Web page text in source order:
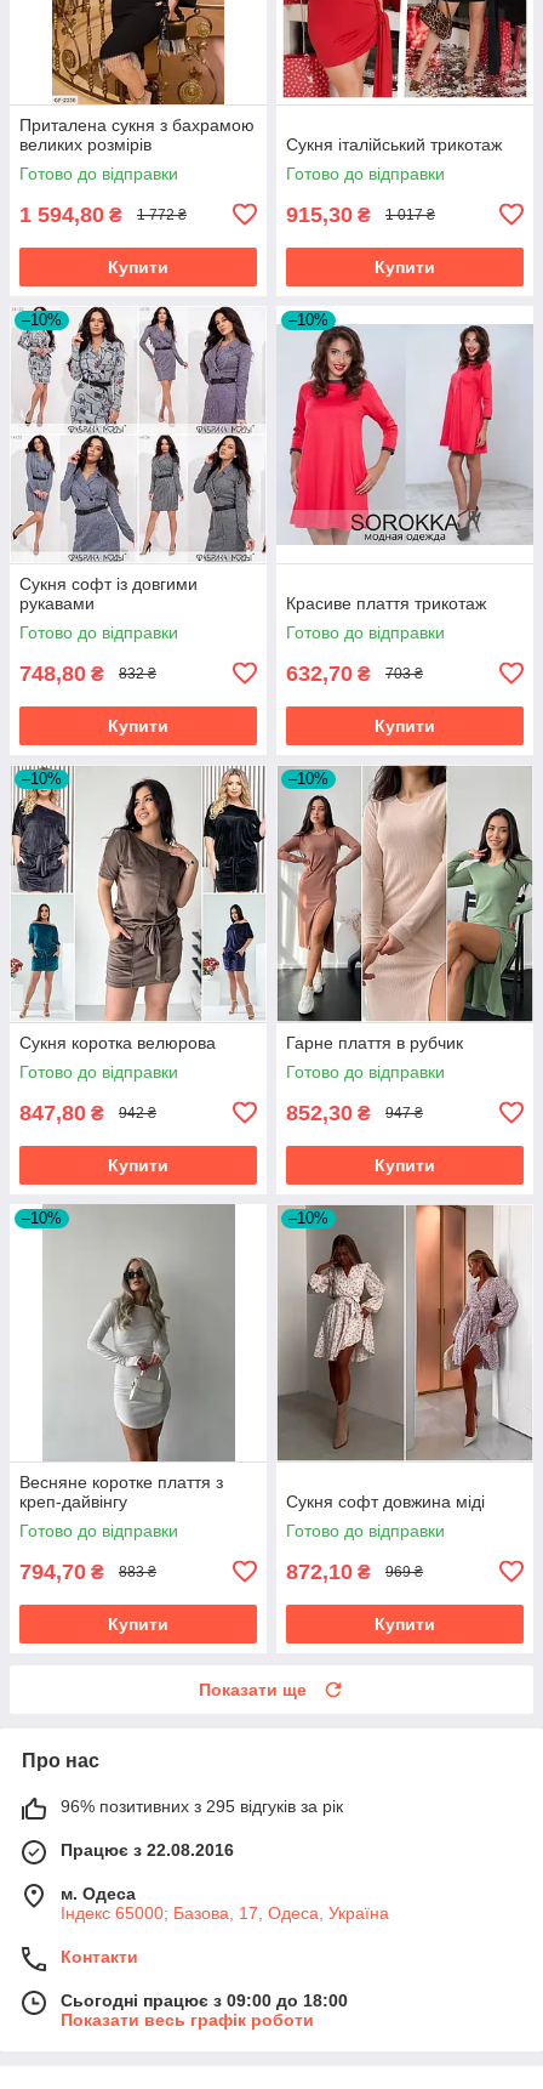
Приталена сукня з бахрамою
великих розмірів
Готово до відправки
1 594,80 ₴ 1 772 ₴
Купити
Сукня італійський трикотаж
Готово до відправки
915,30 ₴ 1 017 ₴
Купити
–10%
Сукня софт із довгими
рукавами
Готово до відправки
748,80 ₴ 832 ₴
Купити
–10%
Красиве плаття трикотаж
Готово до відправки
632,70 ₴ 703 ₴
Купити
–10%
Сукня коротка велюрова
Готово до відправки
847,80 ₴ 942 ₴
Купити
–10%
Гарне плаття в рубчик
Готово до відправки
852,30 ₴ 947 ₴
Купити
–10%
Весняне коротке плаття з
креп-дайвінгу
Готово до відправки
794,70 ₴ 883 ₴
Купити
–10%
Сукня софт довжина міді
Готово до відправки
872,10 ₴ 969 ₴
Купити
Показати ще
Про нас
96% позитивних з 295 відгуків за рік
Працює з 22.08.2016
м. Одеса
Індекс 65000; Базова, 17, Одеса, Україна
Контакти
Сьогодні працює з 09:00 до 18:00
Показати весь графік роботи